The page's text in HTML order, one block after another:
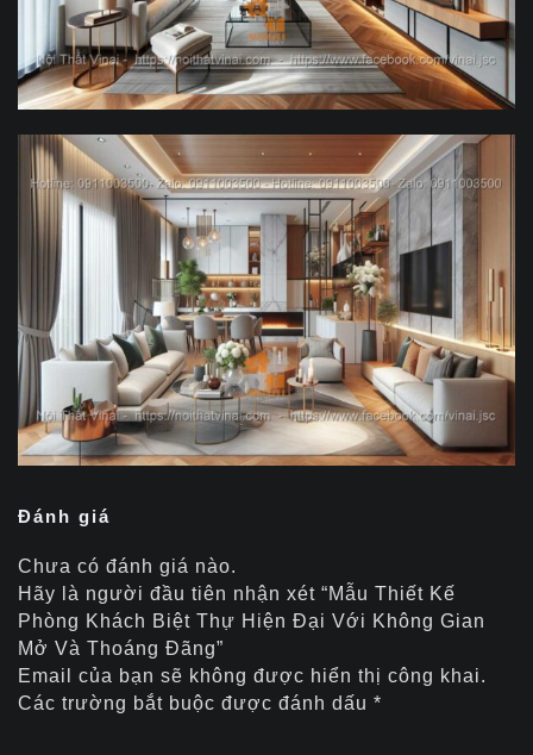
Đánh giá
Chưa có đánh giá nào.
Hãy là người đầu tiên nhận xét “Mẫu Thiết Kế
Phòng Khách Biệt Thự Hiện Đại Với Không Gian
Mở Và Thoáng Đãng”
Email của bạn sẽ không được hiển thị công khai.
Các trường bắt buộc được đánh dấu *